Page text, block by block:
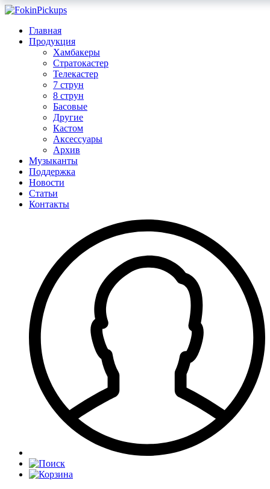
Главная
Продукция
Хамбакеры
Стратокастер
Телекастер
7 струн
8 струн
Басовые
Другие
Кастом
Аксессуары
Архив
Музыканты
Поддержка
Новости
Статьи
Контакты